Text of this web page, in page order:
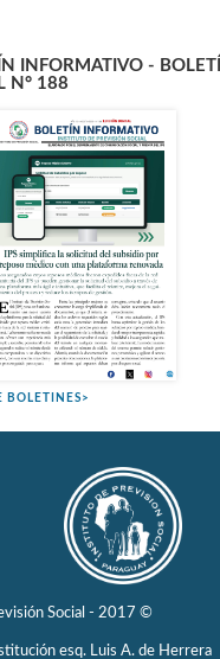
INFORMATIVO -
N° 188
BOLETINES>
Social - 2017 ©
esq. Luis A. de Herrera